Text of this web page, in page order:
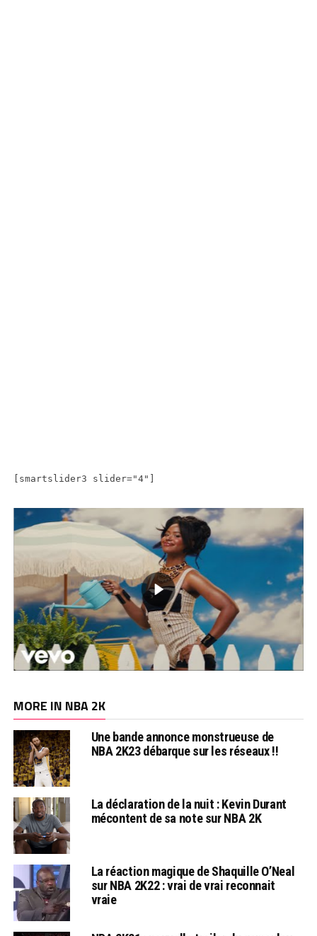
[smartslider3 slider="4"]
MORE IN NBA 2K
Une bande annonce monstrueuse de
NBA 2K23 débarque sur les réseaux !!
La déclaration de la nuit : Kevin Durant
mécontent de sa note sur NBA 2K
La réaction magique de Shaquille O’Neal
sur NBA 2K22 : vrai de vrai reconnait
vraie